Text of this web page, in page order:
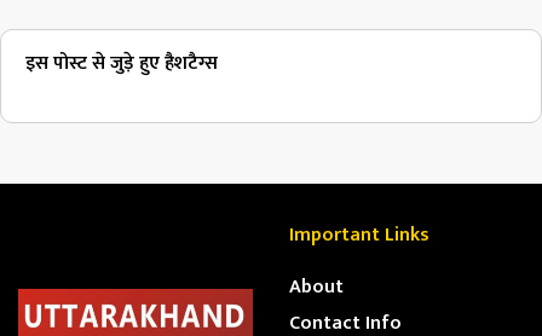
इस पोस्ट से जुड़े हुए हैशटैग्स
Important Links
About
Contact Info